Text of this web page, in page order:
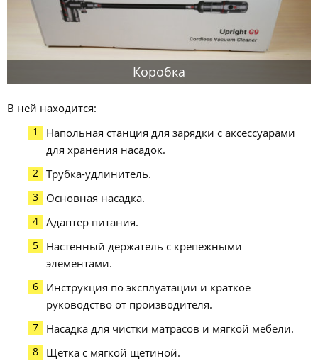
Коробка
В ней находится:
Напольная станция для зарядки с аксессуарами
для хранения насадок.
Трубка-удлинитель.
Основная насадка.
Адаптер питания.
Настенный держатель с крепежными
элементами.
Инструкция по эксплуатации и краткое
руководство от производителя.
Насадка для чистки матрасов и мягкой мебели.
Щетка с мягкой щетиной.